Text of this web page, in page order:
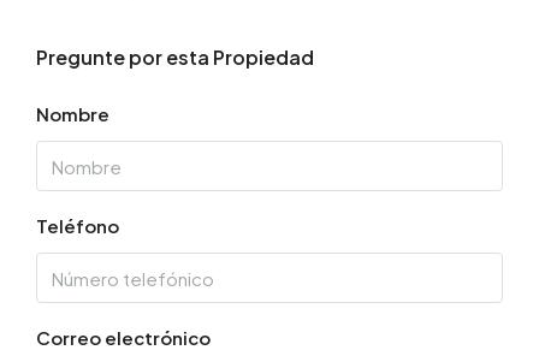
Pregunte por esta Propiedad
Nombre
Teléfono
Correo electrónico